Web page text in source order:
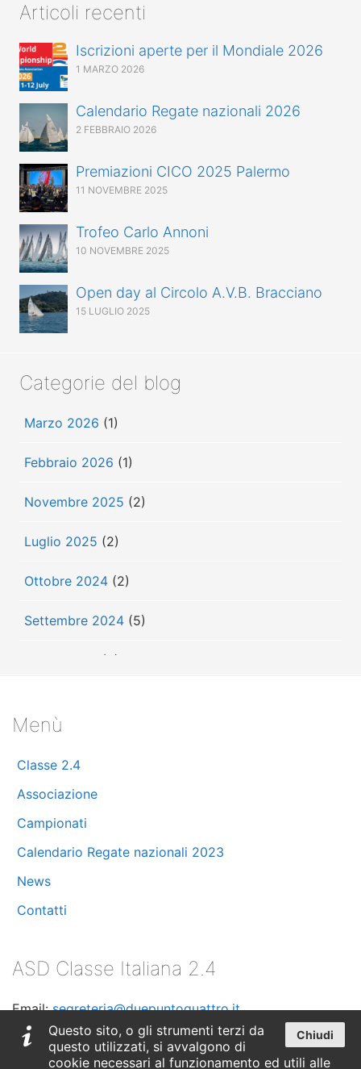
Chiudi
Questo sito, o gli strumenti terzi da
questo utilizzati, si avvalgono di
cookie necessari al funzionamento ed utili alle
Articoli recenti
Iscrizioni aperte per il Mondiale 2026
1 MARZO 2026
Calendario Regate nazionali 2026
2 FEBBRAIO 2026
Premiazioni CICO 2025 Palermo
11 NOVEMBRE 2025
Trofeo Carlo Annoni
10 NOVEMBRE 2025
Open day al Circolo A.V.B. Bracciano
15 LUGLIO 2025
Categorie del blog
Marzo 2026 (1)
Febbraio 2026 (1)
Novembre 2025 (2)
Luglio 2025 (2)
Ottobre 2024 (2)
Settembre 2024 (5)
(3)
Marzo 2024
Febbraio 2024(8)
Ottobre 2023(5)
Luglio 2023(3)
Menù
Classe 2.4
Associazione
Campionati
Calendario Regate nazionali 2023
News
Contatti
ASD Classe Italiana 2.4
Email:segreteria@duepuntoquattro.it
Telefono:+39 347 0435530
C.F. 90018020090